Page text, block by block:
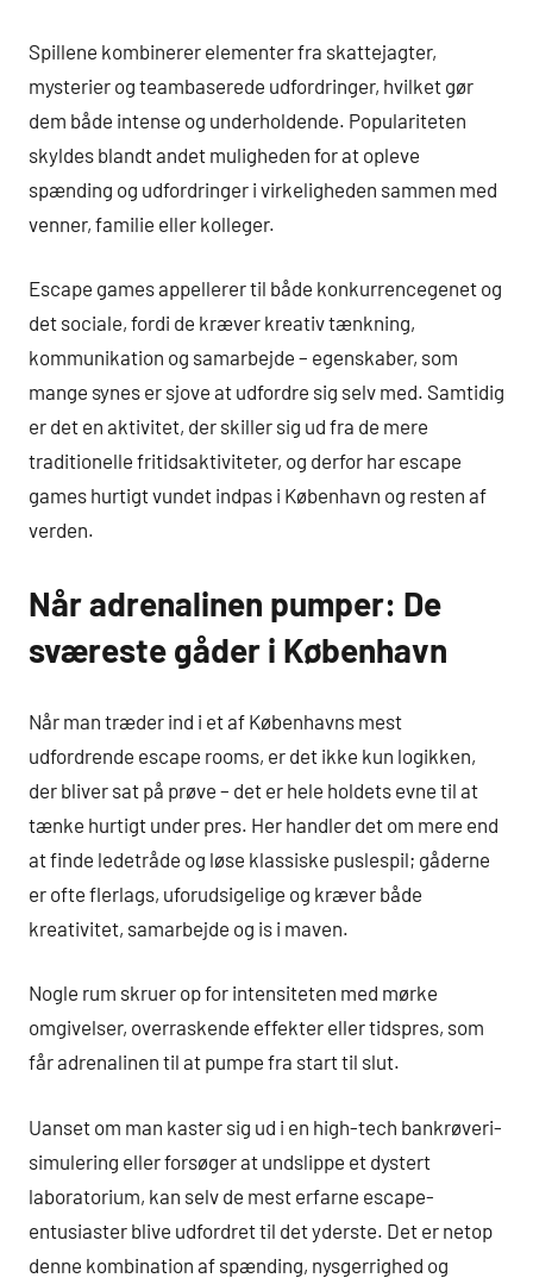
Spillene kombinerer elementer fra skattejagter,
mysterier og teambaserede udfordringer, hvilket gør
dem både intense og underholdende. Populariteten
skyldes blandt andet muligheden for at opleve
spænding og udfordringer i virkeligheden sammen med
venner, familie eller kolleger.
Escape games appellerer til både konkurrencegenet og
det sociale, fordi de kræver kreativ tænkning,
kommunikation og samarbejde – egenskaber, som
mange synes er sjove at udfordre sig selv med. Samtidig
er det en aktivitet, der skiller sig ud fra de mere
traditionelle fritidsaktiviteter, og derfor har escape
games hurtigt vundet indpas i København og resten af
verden.
Når adrenalinen pumper: De
sværeste gåder i København
Når man træder ind i et af Københavns mest
udfordrende escape rooms, er det ikke kun logikken,
der bliver sat på prøve – det er hele holdets evne til at
tænke hurtigt under pres. Her handler det om mere end
at finde ledetråde og løse klassiske puslespil; gåderne
er ofte flerlags, uforudsigelige og kræver både
kreativitet, samarbejde og is i maven.
Nogle rum skruer op for intensiteten med mørke
omgivelser, overraskende effekter eller tidspres, som
får adrenalinen til at pumpe fra start til slut.
Uanset om man kaster sig ud i en high-tech bankrøveri-
simulering eller forsøger at undslippe et dystert
laboratorium, kan selv de mest erfarne escape-
entusiaster blive udfordret til det yderste. Det er netop
denne kombination af spænding, nysgerrighed og